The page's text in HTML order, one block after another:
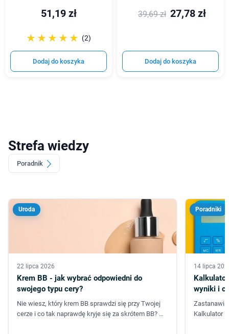
51,19 zł
☆☆☆☆☆
★★★★★ (2)
Dodaj do koszyka
39,69 zł 27,78 zł
Dodaj do koszyka
Strefa wiedzy
Poradnik
Uroda
22 lipca 2026
Krem BB - jak wybrać odpowiedni do
swojego typu cery?
Nie wiesz, który krem BB sprawdzi się przy Twojej
cerze i co tak naprawdę kryje się za skrótem BB? W
Poradniki
14 lipca
wyniki i
Kalkulator